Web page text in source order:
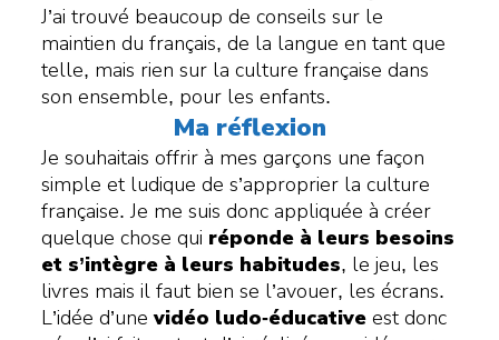
J’ai trouvé beaucoup de conseils sur le
maintien du français, de la langue en tant que
telle, mais rien sur la culture française dans
son ensemble, pour les enfants.
Ma réflexion
Je souhaitais offrir à mes garçons une façon
simple et ludique de s’approprier la culture
française. Je me suis donc appliquée à créer
quelque chose qui réponde à leurs besoins
et s’intègre à leurs habitudes, le jeu, les
livres mais il faut bien se l’avouer, les écrans.
L’idée d’unevidéo ludo-éducative est donc